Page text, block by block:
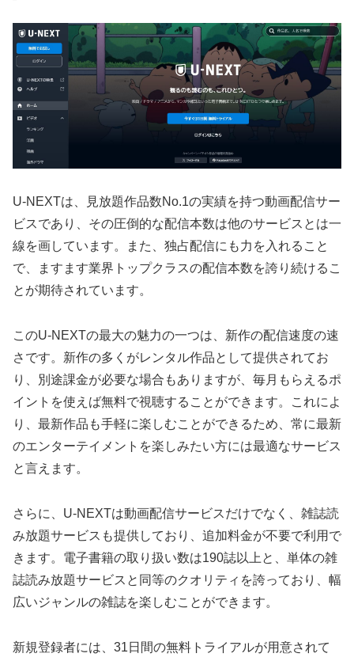
U-NEXTは、見放題作品数No.1の実績を持つ動画配信サー
ビスであり、その圧倒的な配信本数は他のサービスとは一
線を画しています。また、独占配信にも力を入れること
で、ますます業界トップクラスの配信本数を誇り続けるこ
とが期待されています。
このU-NEXTの最大の魅力の一つは、新作の配信速度の速
さです。新作の多くがレンタル作品として提供されてお
り、別途課金が必要な場合もありますが、毎月もらえるポ
イントを使えば無料で視聴することができます。これによ
り、最新作品も手軽に楽しむことができるため、常に最新
のエンターテイメントを楽しみたい方には最適なサービス
と言えます。
さらに、U-NEXTは動画配信サービスだけでなく、雑誌読
み放題サービスも提供しており、追加料金が不要で利用で
きます。電子書籍の取り扱い数は190誌以上と、単体の雑
誌読み放題サービスと同等のクオリティを誇っており、幅
広いジャンルの雑誌を楽しむことができます。
新規登録者には、31日間の無料トライアルが用意されて